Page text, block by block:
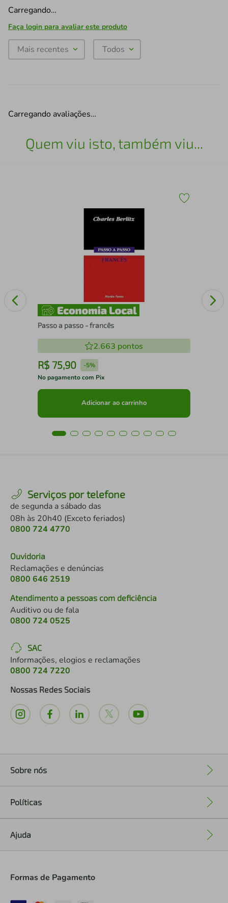
Carregando…
Faça login para avaliar este produto
Mais recentes Todos
Carregando avaliações…
Quem viu isto, também viu...
Passo a passo - francês
2.663 pontos
R$ 75,90 -5%
No pagamento com Pix
Adicionar ao carrinho
Serviços por telefone
de segunda a sábado das
08h às 20h40 (Exceto feriados)
0800 724 4770
Ouvidoria
Reclamações e denúncias
0800 646 2519
Atendimento a pessoas com deficiência
Auditivo ou de fala
0800 724 0525
SAC
Informações, elogios e reclamações
0800 724 7220
Nossas Redes Sociais
Sobre nós
Políticas
Ajuda
Formas de Pagamento